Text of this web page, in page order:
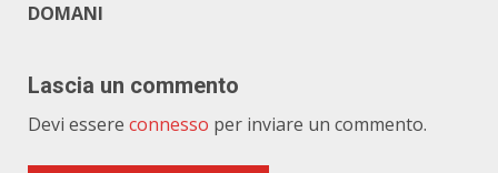
DOMANI
Lascia un commento
Devi essere connesso per inviare un commento.